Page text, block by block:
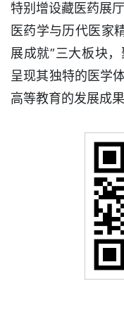
特别增设藏医药展
医药学与历代医家
展成就”三大板块
呈现其独特的医学
高等教育的发展成果